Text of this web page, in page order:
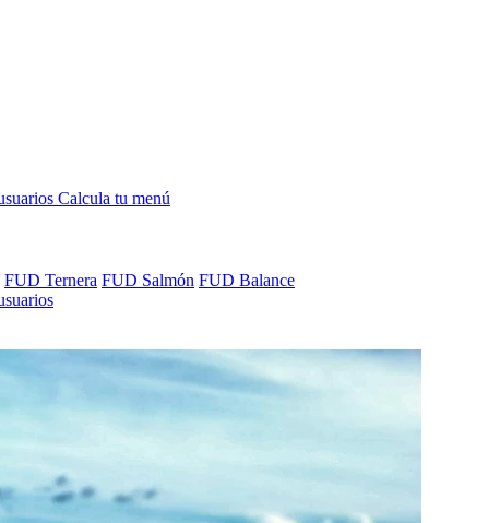
Calcula tu menú
FUD Ternera FUD Salmón FUD Balance